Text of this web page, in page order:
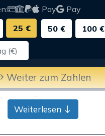
Pay
Pay
25 € 50 € 100 €
Weiter zum Zahlen
Bank-Überweisung
Weiterlesen